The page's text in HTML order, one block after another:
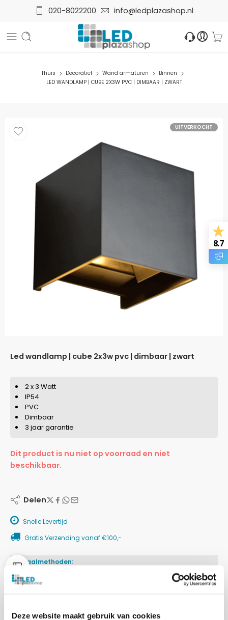
Deze website maakt gebruik van cookies
020-8022200 info@ledplazashop.nl
Thuis Decoratief Wand armaturen
Binnen
LED WANDLAMP | CUBE 2X3W PVC | DIMBAAR | ZWART
UITVERKOCHT
led wandlamp | cube 2x3w pvc | dimbaar | zwart
2 x 3 Watt
IP54
PVC
Dimbaar
3 jaar garantie
Dit product is nu niet op voorraad en niet
beschikbaar.
Delen
Snelle Levertijd
Gratis Verzending vanaf €100,-
Betaalmethoden:
8.7